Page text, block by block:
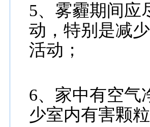
5、雾霾期间应
动，特别是减
活动；
6、家中有空气
少室内有害颗